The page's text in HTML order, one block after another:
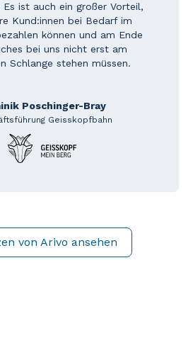
Es ist auch ein großer Vorteil,
Kund:innen bei Bedarf im
können und am Ende
bei uns nicht erst am
Schlange stehen müssen.
Poschinger-Bray
Geisskopfbahn
von Arivo ansehen